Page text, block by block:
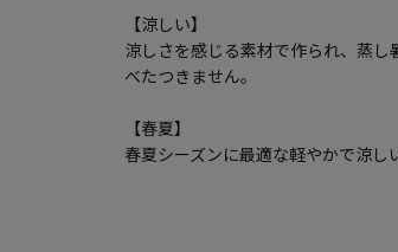
【涼しい】
涼しさを感じる素材で作られ、蒸
べたつきません。
【春夏】
春夏シーズンに最適な軽やかで涼し